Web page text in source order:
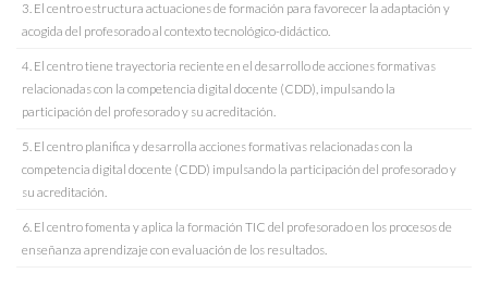
3. El centro estructura actuaciones de formación para favorecer la adaptación y
acogida del profesorado al contexto tecnológico-didáctico.
4. El centro tiene trayectoria reciente en el desarrollo de acciones formativas
relacionadas con la competencia digital docente (CDD), impulsando la
participación del profesorado y su acreditación.
5. El centro planifica y desarrolla acciones formativas relacionadas con la
competencia digital docente (CDD) impulsando la participación del profesorado y
su acreditación.
6. El centro fomenta y aplica la formación TIC del profesorado en los procesos de
enseñanza aprendizaje con evaluación de los resultados.